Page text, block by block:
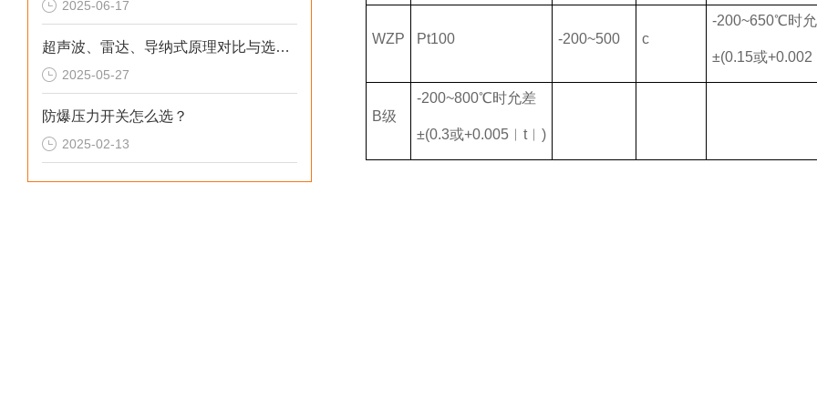
2025-06-17
超声波、雷达、导纳式原理对比与选型指南
2025-05-27
防爆压力开关怎么选？
2025-02-13
WZP Pt100 -200~500 c
-200~650℃时
±(0.15或
B级
-200~800℃时允差
±(0.3或+0.005︱t︱)